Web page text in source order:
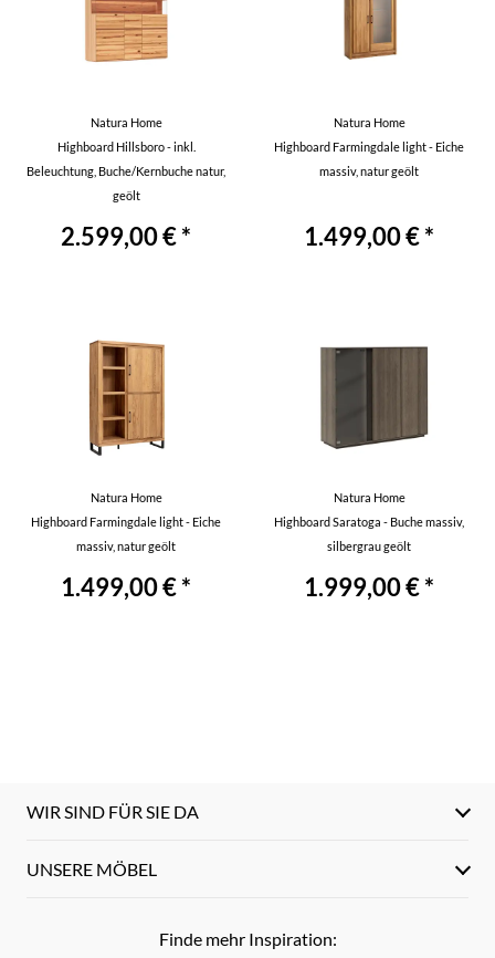
Natura Home
Highboard Hillsboro - inkl.
Beleuchtung, Buche/Kernbuche natur,
geölt
2.599,00 € *
Natura Home
Highboard Farmingdale light - Eiche
massiv, natur geölt
1.499,00 € *
Natura Home
Highboard Farmingdale light - Eiche
massiv, natur geölt
1.499,00 € *
Natura Home
Highboard Saratoga - Buche massiv,
silbergrau geölt
1.999,00 € *
WIR SIND FÜR SIE DA
UNSERE MÖBEL
Finde mehr Inspiration: